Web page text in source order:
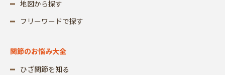
地図から探す
フリーワードで探す
関節のお悩み大全
ひざ関節を知る